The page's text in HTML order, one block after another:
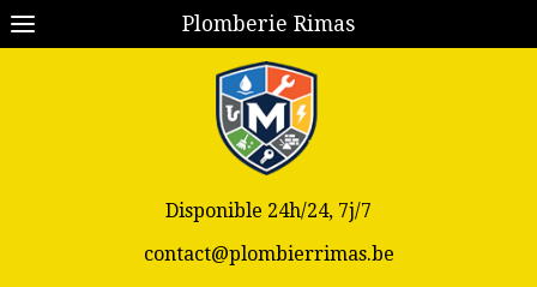
Plomberie Rimas
Disponible 24h/24, 7j/7
contact@plombierrimas.be